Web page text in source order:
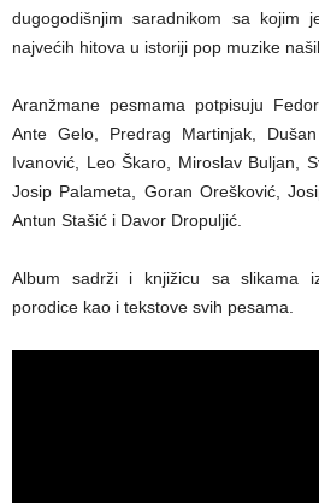
dugogodišnjim saradnikom sa kojim
najvećih hitova u istoriji pop muzike
Aranžmane pesmama potpisuju
Ante Gelo, Predrag Martinjak,
Ivanović, Leo Škaro, Miroslav Buljan,
Josip Palameta, Goran Orešković,
Antun Stašić i Davor Dropuljić.
Album sadrži i knjižicu sa slikama
porodice kao i tekstove svih pesama.